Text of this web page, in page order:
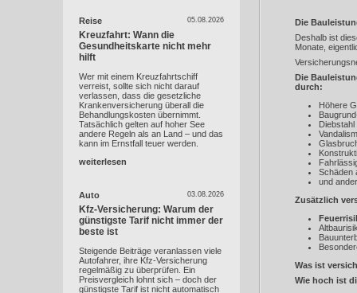
05.08.2026
Reise
Kreuzfahrt: Wann die
Gesundheitskarte nicht mehr
hilft
Wer mit einem Kreuzfahrtschiff
verreist, sollte sich nicht darauf
verlassen, dass die gesetzliche
Krankenversicherung überall die
Behandlungskosten übernimmt.
Tatsächlich gelten auf hoher See
andere Regeln als an Land – und das
kann im Ernstfall teuer werden.
weiterlesen
03.08.2026
Auto
Kfz-Versicherung: Warum der
günstigste Tarif nicht immer der
beste ist
Steigende Beiträge veranlassen viele
Autofahrer, ihre Kfz-Versicherung
regelmäßig zu überprüfen. Ein
Preisvergleich lohnt sich – doch der
günstigste Tarif ist nicht automatisch
Die
Deshalb ist
Monate,
Die
durch:
Höhere
Schäden
und
Zusätzlich
Was ist
Wie hoch ist